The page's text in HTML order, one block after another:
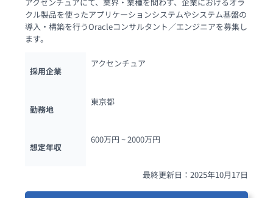
クル製品を使ったアプリケーションシステムやシステム基盤の
導入・構築を行うOracleコンサルタント／エンジニアを募集し
ます。
採用企業
アクセンチュア
勤務地
東京都
想定年収
600万円 ~ 2000万円
最終更新日：2025年10月17日